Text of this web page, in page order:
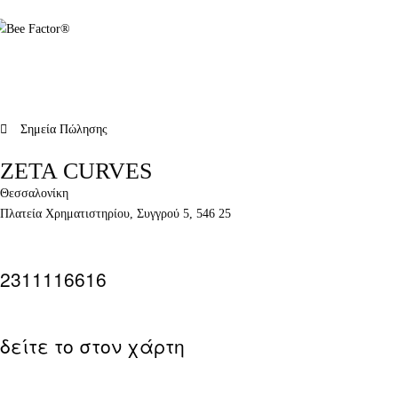
Σημεία Πώλησης
ZETA CURVES
Θεσσαλονίκη
Πλατεία Χρηματιστηρίου, Συγγρού 5, 546 25
2311116616
δείτε το στον χάρτη